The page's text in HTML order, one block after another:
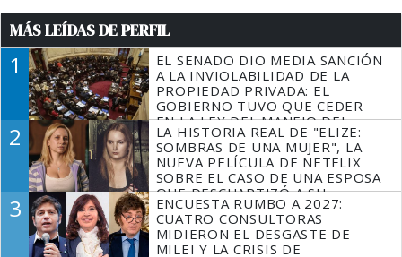
MÁS LEÍDAS DE PERFIL
1
EL SENADO DIO MEDIA SANCIÓN
A LA INVIOLABILIDAD DE LA
PROPIEDAD PRIVADA: EL
GOBIERNO TUVO QUE CEDER
EN LA LEY DEL MANEJO DEL
FUEGO
2
LA HISTORIA REAL DE "ELIZE:
SOMBRAS DE UNA MUJER", LA
NUEVA PELÍCULA DE NETFLIX
SOBRE EL CASO DE UNA ESPOSA
QUE DESCUARTIZÓ A SU
MARIDO
3
ENCUESTA RUMBO A 2027:
CUATRO CONSULTORAS
MIDIERON EL DESGASTE DE
MILEI Y LA CRISIS DE